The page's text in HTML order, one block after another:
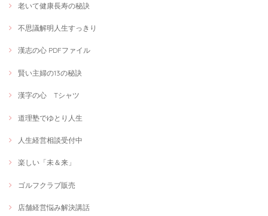
老いて健康長寿の秘訣
不思議解明人生すっきり
漢志の心 PDFファイル
賢い主婦の13の秘訣
漢字の心 Tシャツ
道理塾でゆとり人生
人生経営相談受付中
楽しい「未＆来」
ゴルフクラブ販売
店舗経営悩み解決講話